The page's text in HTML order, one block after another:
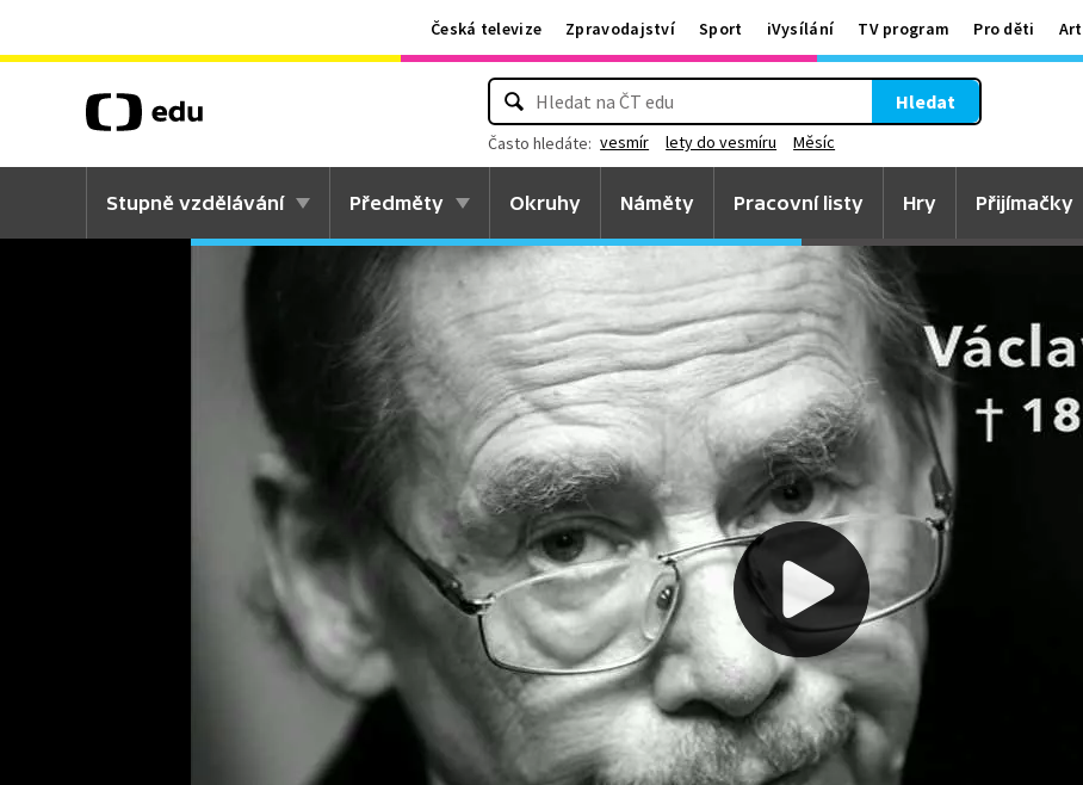
Česká televize Zpravodajství Sport iVysílání TV program Pro děti Art
Hledat
Často hledáte: vesmír lety do vesmíru Měsíc
Stupně vzdělávání Předměty Okruhy Náměty Pracovní listy Hry Přijímačky